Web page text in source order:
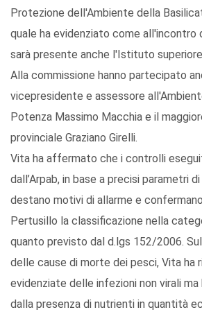
Protezione dell'Ambiente della
quale ha evidenziato come all'incontro
sarà presente anche l'Istituto
Alla commissione hanno partecipato
vicepresidente e assessore
Potenza Massimo Macchia e il
provinciale Graziano Girelli.
Vita ha affermato che i controlli
dall’Arpab, in base a precisi parametri
destano motivi di allarme e confermano
Pertusillo la classificazione nella
quanto previsto dal d.lgs 152/2006.
delle cause di morte dei pesci, Vita ha
evidenziate delle infezioni non virali
dalla presenza di nutrienti in quantità